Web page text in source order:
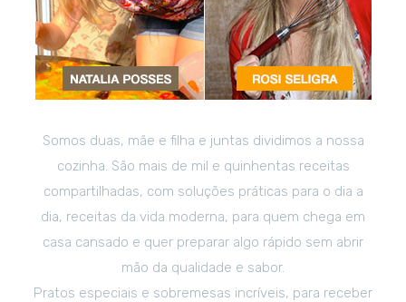
Somos duas, mãe e filha e juntas dividimos a nossa
cozinha. São mais de mil e quinhentas receitas
compartilhadas, com soluções práticas para o dia a
dia, receitas da vida moderna, para quem chega em
casa cansado e quer preparar algo rápido sem abrir
mão da qualidade e sabor.
Pratos especiais e sobremesas incríveis, para receber